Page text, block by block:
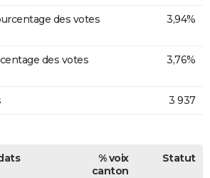
des votes
3,94%
des votes
3,76%
3 937
% voix
canton
Statut